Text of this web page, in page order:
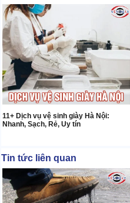
11+ Dịch vụ vệ sinh giày Hà Nội:
Nhanh, Sạch, Rẻ, Uy tín
Tin tức liên quan